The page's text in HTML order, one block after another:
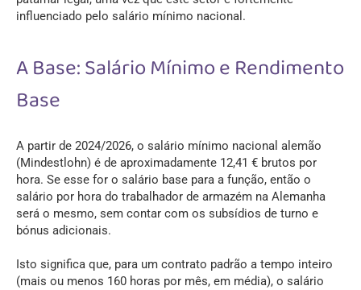
influenciado pelo salário mínimo nacional.
A Base: Salário Mínimo e Rendimento
Base
A partir de 2024/2026, o salário mínimo nacional alemão
(Mindestlohn) é de aproximadamente 12,41 € brutos por
hora. Se esse for o salário base para a função, então o
salário por hora do trabalhador de armazém na Alemanha
será o mesmo, sem contar com os subsídios de turno e
bónus adicionais.
Isto significa que, para um contrato padrão a tempo inteiro
(mais ou menos 160 horas por mês, em média), o salário